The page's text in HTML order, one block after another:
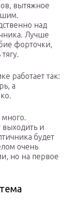
вытяжное
над
Лучше
форточки,
работает так:
а
много.
выходить и
будет
очень
но на первое